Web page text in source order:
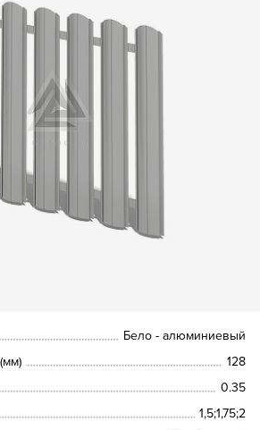
Бело - алюминиевый
128
0.35
1,5;1,75;2